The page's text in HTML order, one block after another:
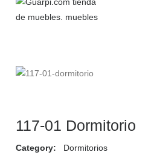
117-01 Dormitorio
Category: Dormitorios